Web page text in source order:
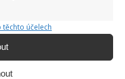
těchto účelech
Bydlimeutulne.cz se